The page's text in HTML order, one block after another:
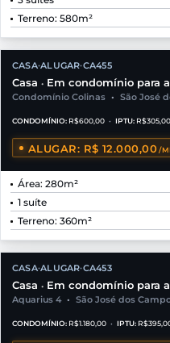
Terreno: 580m²
CASA•ALUGAR•CA455
Casa • Em condomínio para
Condomínio Colinas • São José
CONDOMÍNIO: R$600,00 • IPTU: R$305,00
ALUGAR: R$ 12.000,00 /
Área: 280m²
1 suíte
Terreno: 360m²
CASA•ALUGAR•CA453
Casa • Em condomínio para
Aquarius 4 • São José dos
CONDOMÍNIO: R$1.180,00 • IPTU: